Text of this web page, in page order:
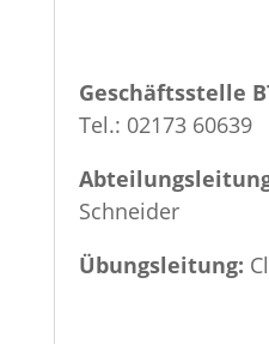
Geschäftsstelle
Tel.: 02173 60639
Schneider
Übungsleitung: